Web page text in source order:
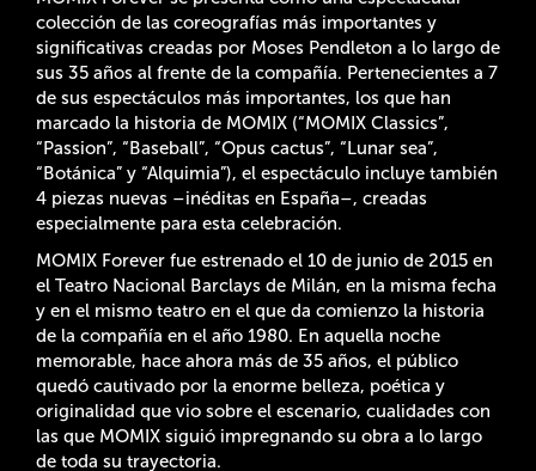
colección de las coreografías más importantes y
significativas creadas por Moses Pendleton a lo largo de
sus 35 años al frente de la compañía. Pertenecientes a 7
de sus espectáculos más importantes, los que han
marcado la historia de MOMIX (“MOMIX Classics”,
“Passion”, “Baseball”, “Opus cactus”, “Lunar sea”,
“Botánica” y “Alquimia”), el espectáculo incluye también
4 piezas nuevas –inéditas en España–, creadas
especialmente para esta celebración.
MOMIX Forever fue estrenado el 10 de junio de 2015 en
el Teatro Nacional Barclays de Milán, en la misma fecha
y en el mismo teatro en el que da comienzo la historia
de la compañía en el año 1980. En aquella noche
memorable, hace ahora más de 35 años, el público
quedó cautivado por la enorme belleza, poética y
originalidad que vio sobre el escenario, cualidades con
las que MOMIX siguió impregnando su obra a lo largo
de toda su trayectoria.